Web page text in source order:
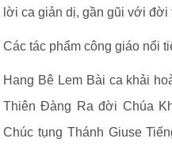
lời ca giản dị, gần gũi với đời
Các tác phẩm công giáo nổi
Hang Bê Lem Bài ca khải
Thiên Đàng Ra đời Chúa
Chúc tụng Thánh Giuse